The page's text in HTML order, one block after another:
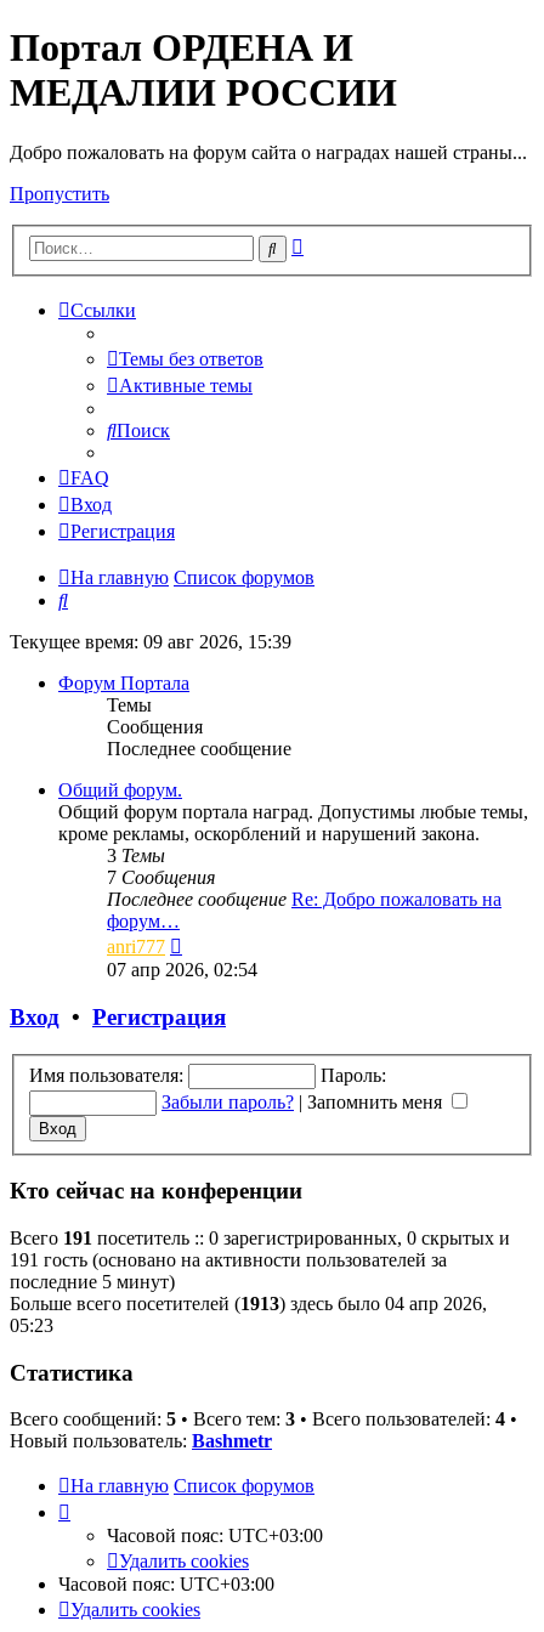
Портал ОРДЕНА И
МЕДАЛИИ РОССИИ
Добро пожаловать на форум сайта о наградах нашей страны...
Пропустить
Поиск
Ссылки
Темы без ответов
Активные темы
Поиск
FAQ
Вход
Регистрация
На главную Список форумов
Поиск
Текущее время: 09 авг 2026, 15:39
Форум Портала
Темы
Сообщения
Последнее сообщение
Общий форум.
Общий форум портала наград. Допустимы любые темы,
кроме рекламы, оскорблений и нарушений закона.
3 Темы
7 Сообщения
Последнее сообщение Re: Добро пожаловать на
форум…
anri777
к
07 апр 2026, 02:54
Вход • Регистрация
Имя пользователя:
Пароль:
Забыли пароль? | Запомнить меня
Кто сейчас на конференции
Всего 191 посетитель :: 0 зарегистрированных, 0 скрытых и
191 гость (основано на активности пользователей за
последние 5 минут)
Больше всего посетителей (1913) здесь было 04 апр 2026,
05:23
Статистика
Всего сообщений: 5 • Всего тем: 3 • Всего пользователей: 4 •
Новый пользователь: Bashmetr
На главную Список форумов
Часовой пояс: UTC+03:00
Удалить cookies
Часовой пояс: UTC+03:00
Удалить cookies